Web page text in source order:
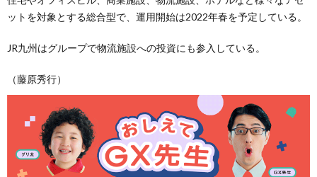
ットを対象とする総合型で、運用開始は2022年春を予定している。
JR九州はグループで物流施設への投資にも参入している。
（藤原秀行）